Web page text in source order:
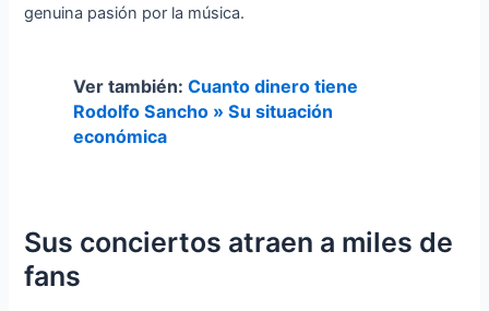
genuina pasión por la música.
Ver también: Cuanto dinero tiene
Rodolfo Sancho » Su situación
económica
Sus conciertos atraen a miles de
fans